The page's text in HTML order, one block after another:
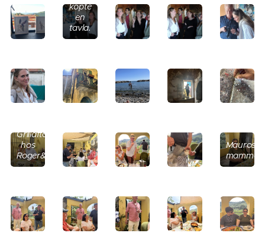
köpte
en
tavla.
Grillafton
hos
Roger&Jo.
Mauros
mamma.